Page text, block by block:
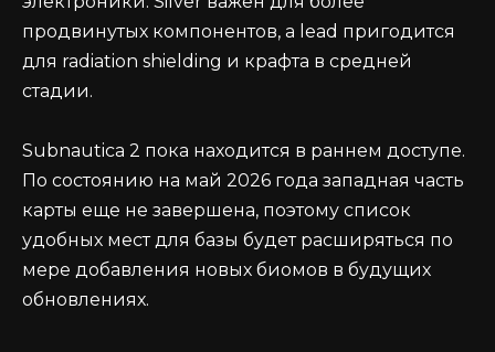
продвинутых компонентов, а lead пригодится
для radiation shielding и крафта в средней
стадии.
Subnautica 2 пока находится в раннем доступе.
По состоянию на май 2026 года западная часть
карты еще не завершена, поэтому список
удобных мест для базы будет расширяться по
мере добавления новых биомов в будущих
обновлениях.